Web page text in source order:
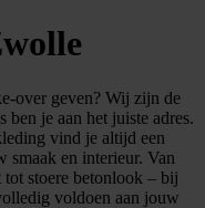
over geven? Wij zijn de
je aan het juiste adres.
vind je altijd een
en interieur. Van
stoere betonlook – bij
voldoen aan jouw